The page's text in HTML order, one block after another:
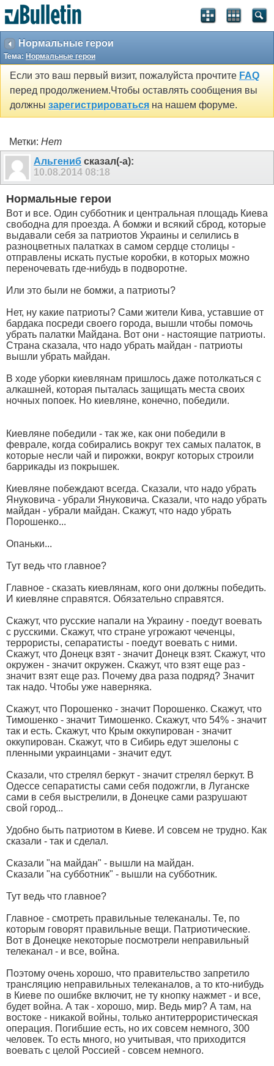
Нормальные герои
Тема: Нормальные герои
Если это ваш первый визит, пожалуйста прочтите FAQ
перед продолжением.Чтобы оставлять сообщения вы
должны зарегистрироваться на нашем форуме.
Метки: Нет
Альгениб сказал(-а):
10.08.2014 08:18
Нормальные герои
Вот и все. Один субботник и центральная площадь Киева
свободна для проезда. А бомжи и всякий сброд, которые
выдавали себя за патриотов Украины и селились в
разноцветных палатках в самом сердце столицы -
отправлены искать пустые коробки, в которых можно
переночевать где-нибудь в подворотне.
Или это были не бомжи, а патриоты?
Нет, ну какие патриоты? Сами жители Кива, уставшие от
бардака посреди своего города, вышли чтобы помочь
убрать палатки Майдана. Вот они - настоящие патриоты.
Страна сказала, что надо убрать майдан - патриоты
вышли убрать майдан.
В ходе уборки киевлянам пришлось даже потолкаться с
алкашней, которая пыталась защищать места своих
ночных попоек. Но киевляне, конечно, победили.
Киевляне победили - так же, как они победили в
феврале, когда собирались вокруг тех самых палаток, в
которые несли чай и пирожки, вокруг которых строили
баррикады из покрышек.
Киевляне побеждают всегда. Сказали, что надо убрать
Януковича - убрали Януковича. Сказали, что надо убрать
майдан - убрали майдан. Скажут, что надо убрать
Порошенко...
Опаньки...
Тут ведь что главное?
Главное - сказать киевлянам, кого они должны победить.
И киевляне справятся. Обязательно справятся.
Скажут, что русские напали на Украину - поедут воевать
с русскими. Скажут, что стране угрожают чеченцы,
террористы, сепаратисты - поедут воевать с ними.
Скажут, что Донецк взят - значит Донецк взят. Скажут, что
окружен - значит окружен. Скажут, что взят еще раз -
значит взят еще раз. Почему два раза подряд? Значит
так надо. Чтобы уже наверняка.
Скажут, что Порошенко - значит Порошенко. Скажут, что
Тимошенко - значит Тимошенко. Скажут, что 54% - значит
так и есть. Скажут, что Крым оккупирован - значит
оккупирован. Скажут, что в Сибирь едут эшелоны с
пленными украинцами - значит едут.
Сказали, что стрелял беркут - значит стрелял беркут. В
Одессе сепаратисты сами себя подожгли, в Луганске
сами в себя выстрелили, в Донецке сами разрушают
свой город...
Удобно быть патриотом в Киеве. И совсем не трудно. Как
сказали - так и сделал.
Сказали "на майдан" - вышли на майдан.
Сказали "на субботник" - вышли на субботник.
Тут ведь что главное?
Главное - смотреть правильные телеканалы. Те, по
которым говорят правильные вещи. Патриотические.
Вот в Донецке некоторые посмотрели неправильный
телеканал - и все, война.
Поэтому очень хорошо, что правительство запретило
трансляцию неправильных телеканалов, а то кто-нибудь
в Киеве по ошибке включит, не ту кнопку нажмет - и все,
будет война. А так - хорошо, мир. Ведь мир? А там, на
востоке - никакой войны, только антитеррористическая
операция. Погибшие есть, но их совсем немного, 300
человек. То есть много, но учитывая, что приходится
воевать с целой Россией - совсем немного.